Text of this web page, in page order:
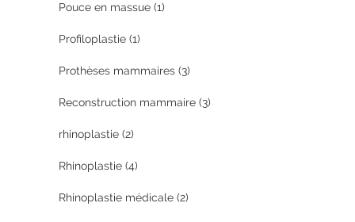
Pouce en massue (1)
Profiloplastie (1)
Prothèses mammaires (3)
Reconstruction mammaire (3)
rhinoplastie (2)
Rhinoplastie (4)
Rhinoplastie médicale (2)